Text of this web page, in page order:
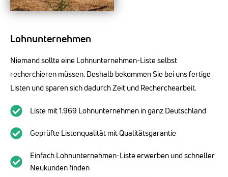
Lohnunternehmen
Niemand sollte eine Lohnunternehmen-Liste selbst
recherchieren müssen. Deshalb bekommen Sie bei uns fertige
Listen und sparen sich dadurch Zeit und Recherchearbeit.
Liste mit 1.969 Lohnunternehmen in ganz Deutschland
Geprüfte Listenqualität mit Qualitätsgarantie
Einfach Lohnunternehmen-Liste erwerben und schneller
Neukunden finden